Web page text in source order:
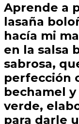
Aprende a
lasaña
hacía mi
en la salsa
sabrosa,
perfección
bechamel
verde,
para darle